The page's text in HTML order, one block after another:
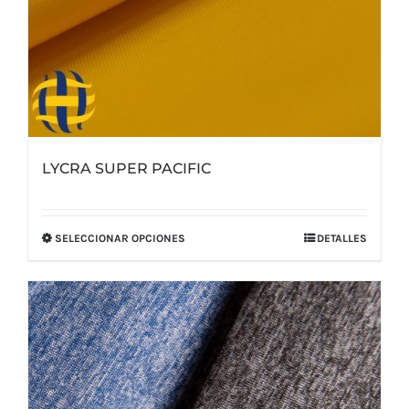
de
LYCRA SUPER PACIFIC
SELECCIONAR OPCIONES
tiene
múltiples
variantes.
Las
opciones
DETALLES